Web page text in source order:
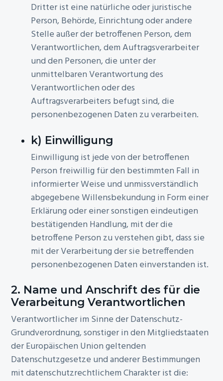
Dritter ist eine natürliche oder juristische
Person, Behörde, Einrichtung oder andere
Stelle außer der betroffenen Person, dem
Verantwortlichen, dem Auftragsverarbeiter
und den Personen, die unter der
unmittelbaren Verantwortung des
Verantwortlichen oder des
Auftragsverarbeiters befugt sind, die
personenbezogenen Daten zu verarbeiten.
k) Einwilligung
Einwilligung ist jede von der betroffenen
Person freiwillig für den bestimmten Fall in
informierter Weise und unmissverständlich
abgegebene Willensbekundung in Form einer
Erklärung oder einer sonstigen eindeutigen
bestätigenden Handlung, mit der die
betroffene Person zu verstehen gibt, dass sie
mit der Verarbeitung der sie betreffenden
personenbezogenen Daten einverstanden ist.
2. Name und Anschrift des für die
Verarbeitung Verantwortlichen
Verantwortlicher im Sinne der Datenschutz-
Grundverordnung, sonstiger in den Mitgliedstaaten
der Europäischen Union geltenden
Datenschutzgesetze und anderer Bestimmungen
mit datenschutzrechtlichem Charakter ist die: